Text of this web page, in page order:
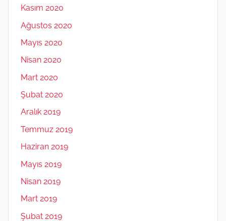
Kasım 2020
Ağustos 2020
Mayıs 2020
Nisan 2020
Mart 2020
Şubat 2020
Aralık 2019
Temmuz 2019
Haziran 2019
Mayıs 2019
Nisan 2019
Mart 2019
Şubat 2019